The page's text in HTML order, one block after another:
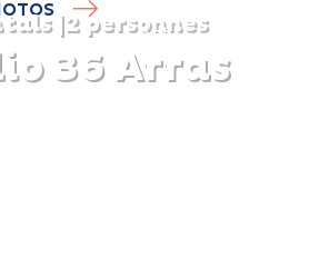
|2 personnes
36 Arras